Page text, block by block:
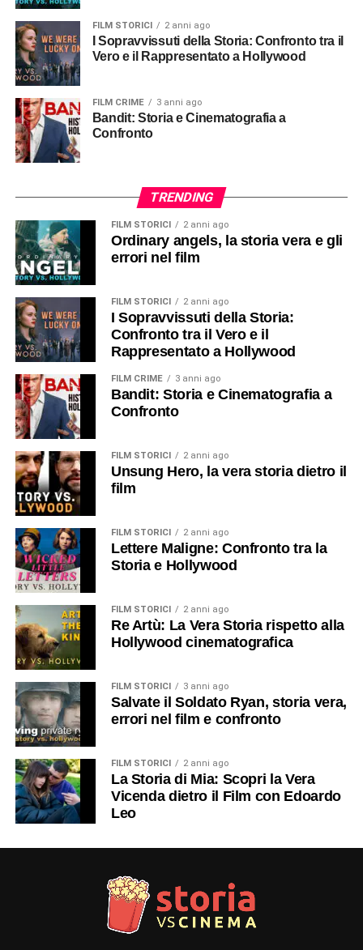
FILM STORICI 2 anni ago
Vero e il Rappresentato a Hollywood
FILM CRIME 3 anni ago
Bandit: Storia e Cinematografia a
Confronto
TRENDING
FILM STORICI 2 anni ago
Ordinary angels, la storia vera e gli
errori nel film
FILM STORICI 2 anni ago
I Sopravvissuti della Storia:
Confronto tra il Vero e il
Rappresentato a Hollywood
FILM CRIME 3 anni ago
Bandit: Storia e Cinematografia a
Confronto
FILM STORICI 2 anni ago
Unsung Hero, la vera storia dietro il
film
FILM STORICI 2 anni ago
Lettere Maligne: Confronto tra la
Storia e Hollywood
FILM STORICI 2 anni ago
Re Artù: La Vera Storia rispetto alla
Hollywood cinematografica
FILM STORICI 3 anni ago
Salvate il Soldato Ryan, storia vera,
errori nel film e confronto
FILM STORICI 2 anni ago
La Storia di Mia: Scopri la Vera
Vicenda dietro il Film con Edoardo
Leo